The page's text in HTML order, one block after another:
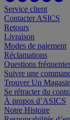
Service client
Contacter ASICS
Retours
Livraison
Modes de paiement
Réclamations
Questions
Suivre une
Trouver Un Magasin
Se rétracter du
À propos d’ASICS
Notre Histoire